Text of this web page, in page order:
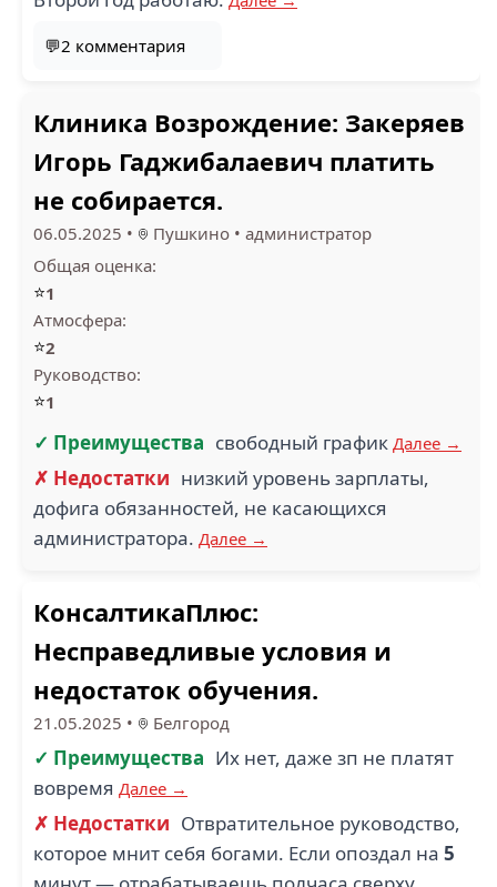
💬2 комментария
Клиника Возрождение: Закеряев
Игорь Гаджибалаевич платить
не собирается.
06.05.2025 • Пушкино • администратор
Общая оценка:
⭐1
Атмосфера:
⭐2
Руководство:
⭐1
✓ Преимущества свободный график Далее →
✗ Недостатки низкий уровень зарплаты,
дофига обязанностей, не касающихся
администратора. Далее →
КонсалтикаПлюс:
Несправедливые условия и
недостаток обучения.
21.05.2025 • Белгород
✓ Преимущества Их нет, даже зп не платят
вовремя Далее →
✗ Недостатки Отвратительное руководство,
которое мнит себя богами. Если опоздал на 5